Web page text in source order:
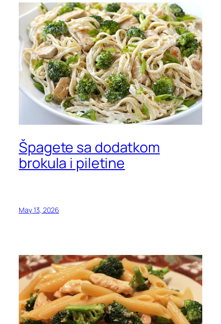
Špagete sa dodatkom
brokula i piletine
May 13, 2026